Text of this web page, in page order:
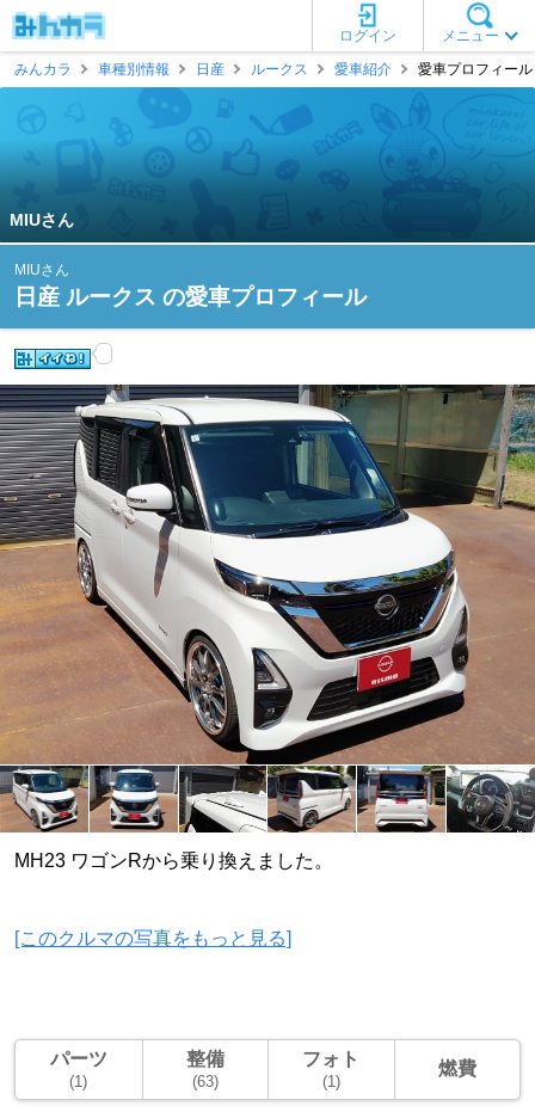
メニュー
ログイン
みんカラ
車種別情報 日産 ルークス 愛車紹介 愛車プロフィー
MIUさん
MIUさん
日産 ルークス の愛車プロフィール
MH23 ワゴンRから乗り換えました。
[このクルマの写真をもっと見る]
パーツ
(1)
整備
(63)
フォト
(1)
燃費